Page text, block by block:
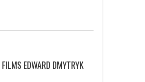
EDWARD DMYTRYK